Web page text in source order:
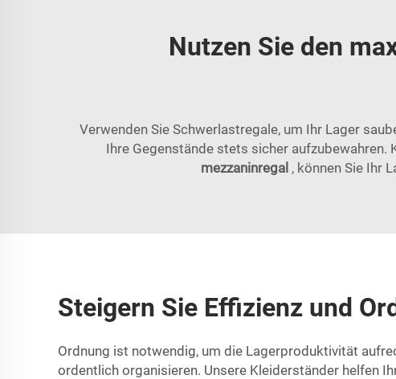
Nutzen Sie den
Verwenden Sie Schwerlastregale, um Ihr Lager
Ihre Gegenstände stets sicher
mezzaninregal , können Sie Ihr
Steigern Sie Effizienz und
Ordnung ist notwendig, um die Lagerproduktivität
ordentlich organisieren. Unsere Kleiderständer helfen